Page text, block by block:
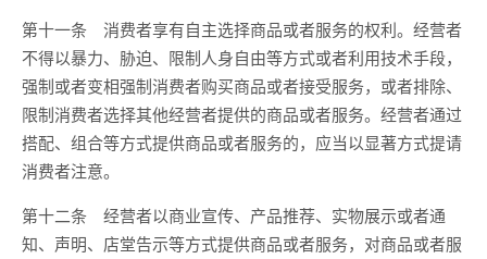
第十一条 消费者享有自主选择商品或者服务的权利。经营者
不得以暴力、胁迫、限制人身自由等方式或者利用技术手段，
强制或者变相强制消费者购买商品或者接受服务，或者排除、
限制消费者选择其他经营者提供的商品或者服务。经营者通过
搭配、组合等方式提供商品或者服务的，应当以显著方式提请
消费者注意。
第十二条 经营者以商业宣传、产品推荐、实物展示或者通
知、声明、店堂告示等方式提供商品或者服务，对商品或者服